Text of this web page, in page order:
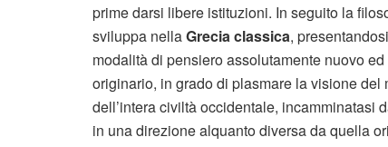
prime darsi libere istituzioni. In seguito la
sviluppa nellaGrecia classica,
modalità di pensiero assolutamente nuovo ed
originario, in grado di plasmare la visione del
dell’intera civiltà occidentale, incamminatasi
in una direzione alquanto diversa da quella